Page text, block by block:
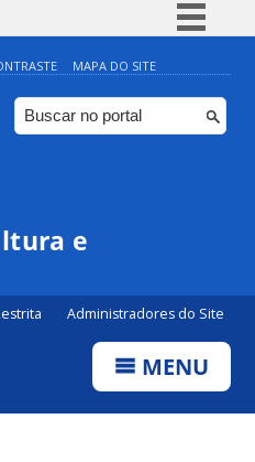
Simplifique!
Comunica BR
Participe
MAPA DO SITE
e
Administradores do Site
MENU